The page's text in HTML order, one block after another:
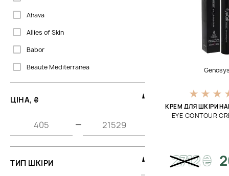
Ahava
Allies of Skin
Babor
Beaute Mediterranea
Bella Aura
Bellefontaine
CU Skin
ЦІНА, ₴
—
ТИП ШКІРИ
Genosys
КРЕМ ДЛЯ ШКІРИ
EYE CONTOUR
2712₴